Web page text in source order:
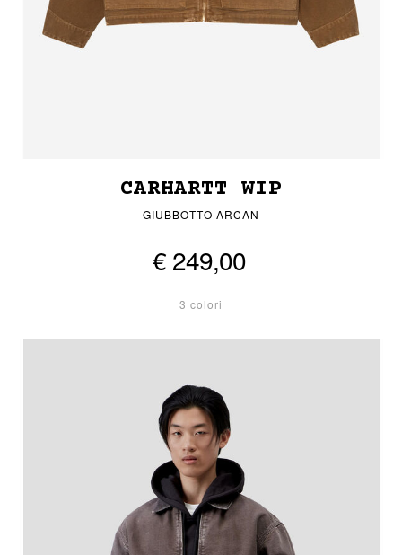
CARHARTT WIP
GIUBBOTTO ARCAN
€ 249,00
3 colori